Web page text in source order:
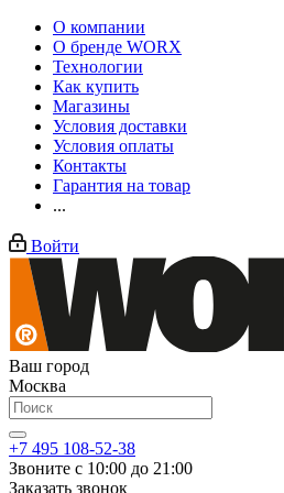
О компании
О бренде WORX
Технологии
Как купить
Магазины
Условия доставки
Условия оплаты
Контакты
Гарантия на товар
...
Войти
Ваш город
Москва
+7 495 108-52-38
Звоните с 10:00 до 21:00
Заказать звонок